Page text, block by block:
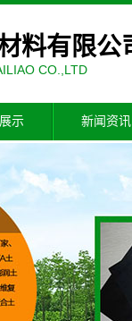
料有限公
CO.,LTD
示 新闻资讯